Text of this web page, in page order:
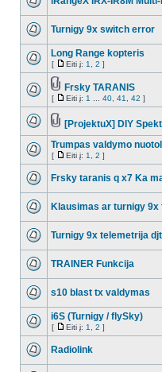
Turnigy 9x switch error
Long Range kopteris
[ Eiti į: 1 2 ]
Frsky TARANIS
[ Eiti į: 1 40 41 42 ]
[ProjektuX] DIY
Trumpas valdymo
[ Eiti į: 1 2 ]
Frsky taranis q x7 Ka
Klausimas ar turnigy 9x
Turnigy 9x telemetrija
TRAINER Funkcija
s10 blast tx valdymas
i6S (Turnigy / flySky)
[ Eiti į: 1 2 ]
Radiolink